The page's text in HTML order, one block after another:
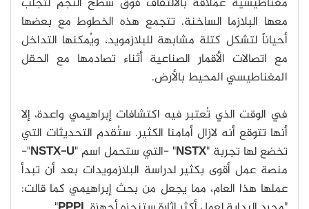
معها البلازما الساخنة. تتجمع هذه الخطوط مع بعضها
أحياناً لتشكل كتلة مشابهة للبلازمويد، ويُمكنها التداخل
مع اتصالات الأقمار الصناعية أثناء تصادمها مع الحقل
المغناطيسي المحيط بالأرض.
في الوقت الذي تُعتبر فيه اكتشافات إبراهيمي واعدة، إلا
أنها تتوقع أنه لازال أمامنا الكثير. ستُقدم التحديثات التي
تخضع لها تجربة "NSTX" -التي ستحمل اسم "NSTX-U
"-
منصة عمل أقوى بكثير لدراسة البلازمويدات بعد أن تبدأ
عملها هذا العام، مما يجعل من بحث إبراهيمي كما قالت: